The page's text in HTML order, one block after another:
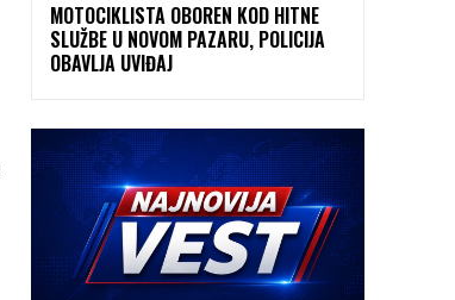
MOTOCIKLISTA OBOREN KOD HITNE
SLUŽBE U NOVOM PAZARU, POLICIJA
OBAVLJA UVIĐAJ